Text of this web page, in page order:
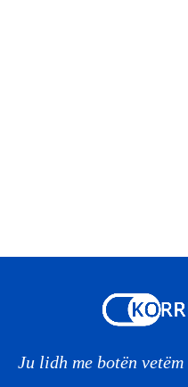
Ju lidh me botën